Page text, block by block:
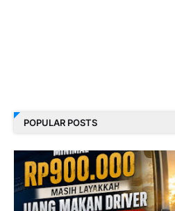
POPULAR POSTS